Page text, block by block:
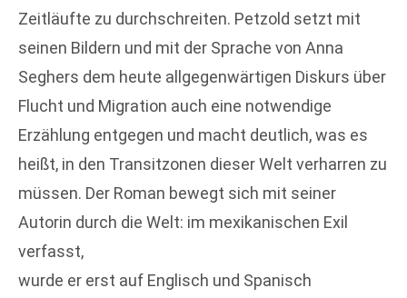
Zeitläufte zu durchschreiten. Petzold setzt mit
seinen Bildern und mit der Sprache von Anna
Seghers dem heute allgegenwärtigen Diskurs über
Flucht und Migration auch eine notwendige
Erzählung entgegen und macht deutlich, was es
heißt, in den Transitzonen dieser Welt verharren zu
müssen. Der Roman bewegt sich mit seiner
Autorin durch die Welt: im mexikanischen Exil
verfasst,
wurde er erst auf Englisch und Spanisch